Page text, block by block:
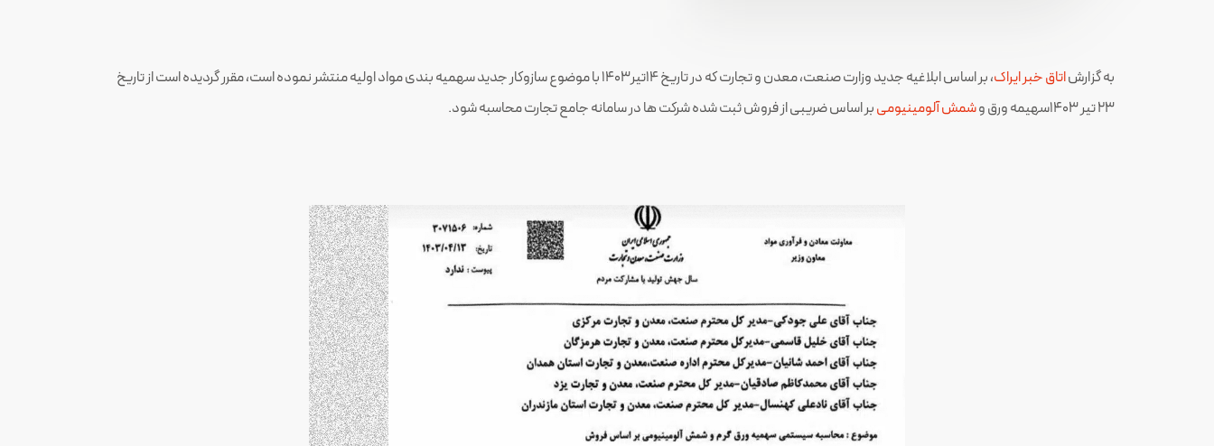
به گزارشاتاق خبر ایراک
، بر اساس ابلاغیه جدید وزارت صنعت، معدن و تجارت که در تاریخ 14تیر1403 با موضوع سازوکار جدید سهمیه بندی مواد اولیه منتشر نموده است، مقرر گردیده است از تاریخ
23 تیر 1403سهیمه ورق و
شمش آلومینیومیبر اساس ضریبی از فروش ثبت شده شرکت ها در سامانه جامع تجارت محاسبه شود.